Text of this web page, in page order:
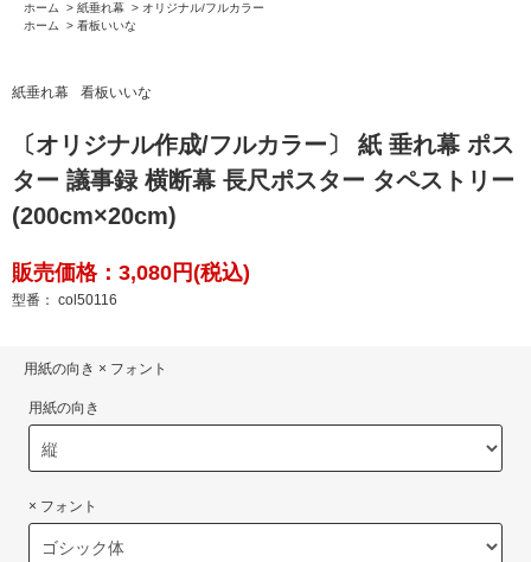
ホーム > 紙垂れ幕 > オリジナル/フルカラー
ホーム
> 看板いいな
紙垂れ幕 看板いいな
〔オリジナル作成/フルカラー〕 紙 垂れ幕 ポス
ター 議事録 横断幕 長尺ポスター タペストリー
(200cm×20cm)
販売価格：3,080円(税込)
型番： col50116
用紙の向き × フォント
用紙の向き
× フォント